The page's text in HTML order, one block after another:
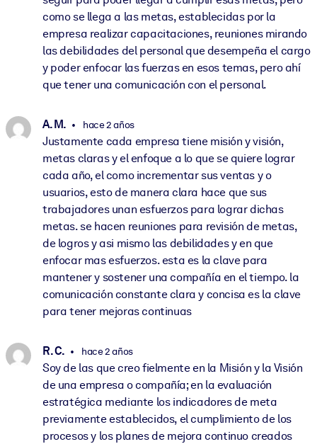
como se llega a las metas, establecidas por la
empresa realizar capacitaciones, reuniones mirando
las debilidades del personal que desempeña el cargo
y poder enfocar las fuerzas en esos temas, pero ahí
que tener una comunicación con el personal.
A. M. hace 2 años
Justamente cada empresa tiene misión y visión,
metas claras y el enfoque a lo que se quiere lograr
cada año, el como incrementar sus ventas y o
usuarios, esto de manera clara hace que sus
trabajadores unan esfuerzos para lograr dichas
metas. se hacen reuniones para revisión de metas,
de logros y asi mismo las debilidades y en que
enfocar mas esfuerzos. esta es la clave para
mantener y sostener una compañía en el tiempo. la
comunicación constante clara y concisa es la clave
para tener mejoras continuas
R. C. hace 2 años
Soy de las que creo fielmente en la Misión y la Visión
de una empresa o compañía; en la evaluación
estratégica mediante los indicadores de meta
previamente establecidos, el cumplimiento de los
procesos y los planes de mejora continuo creados